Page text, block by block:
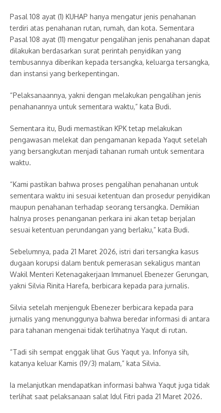
Pasal 108 ayat (1) KUHAP hanya mengatur jenis penahanan
terdiri atas penahanan rutan, rumah, dan kota. Sementara
Pasal 108 ayat (11) mengatur pengalihan jenis penahanan dapat
dilakukan berdasarkan surat perintah penyidikan yang
tembusannya diberikan kepada tersangka, keluarga tersangka,
dan instansi yang berkepentingan.
“Pelaksanaannya, yakni dengan melakukan pengalihan jenis
penahanannya untuk sementara waktu,” kata Budi.
Sementara itu, Budi memastikan KPK tetap melakukan
pengawasan melekat dan pengamanan kepada Yaqut setelah
yang bersangkutan menjadi tahanan rumah untuk sementara
waktu.
“Kami pastikan bahwa proses pengalihan penahanan untuk
sementara waktu ini sesuai ketentuan dan prosedur penyidikan
maupun penahanan terhadap seorang tersangka. Demikian
halnya proses penanganan perkara ini akan tetap berjalan
sesuai ketentuan perundangan yang berlaku,” kata Budi.
Sebelumnya, pada 21 Maret 2026, istri dari tersangka kasus
dugaan korupsi dalam bentuk pemerasan sekaligus mantan
Wakil Menteri Ketenagakerjaan Immanuel Ebenezer Gerungan,
yakni Silvia Rinita Harefa, berbicara kepada para jurnalis.
Silvia setelah menjenguk Ebenezer berbicara kepada para
jurnalis yang menunggunya bahwa beredar informasi di antara
para tahanan mengenai tidak terlihatnya Yaqut di rutan.
“Tadi sih sempat enggak lihat Gus Yaqut ya. Infonya sih,
katanya keluar Kamis (19/3) malam,” kata Silvia.
Ia melanjutkan mendapatkan informasi bahwa Yaqut juga tidak
terlihat saat pelaksanaan salat Idul Fitri pada 21 Maret 2026.